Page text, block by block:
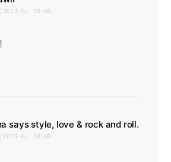
2013 KL. 16:46
says style, love & rock and roll.
2013 KL. 16:46